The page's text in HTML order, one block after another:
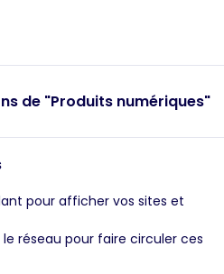
de "Produits numériques"
pour afficher vos sites et
réseau pour faire circuler ces